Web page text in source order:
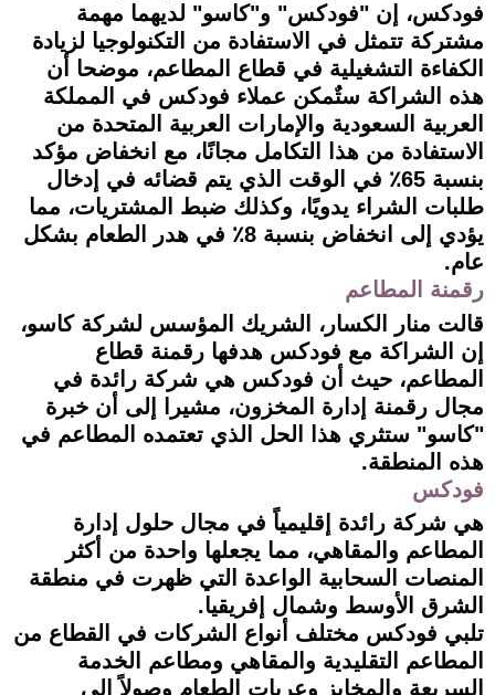
فودكس، إن "فودكس" و"كاسو" لديهما مهمة
مشتركة تتمثل في الاستفادة من التكنولوجيا لزيادة
الكفاءة التشغيلية في قطاع المطاعم، موضحا أن
هذه الشراكة ستٌمكن عملاء فودكس في المملكة
العربية السعودية والإمارات العربية المتحدة من
الاستفادة من هذا التكامل مجانًا، مع انخفاض مؤكد
بنسبة 65٪ في الوقت الذي يتم قضائه في إدخال
طلبات الشراء يدويًا، وكذلك ضبط المشتريات، مما
يؤدي إلى انخفاض بنسبة 8٪ في هدر الطعام بشكل
عام.
رقمنة المطاعم
قالت منار الكسار، الشريك المؤسس لشركة كاسو،
إن الشراكة مع فودكس هدفها رقمنة قطاع
المطاعم، حيث أن فودكس هي شركة رائدة في
مجال رقمنة إدارة المخزون، مشيرا إلى أن خبرة
"كاسو" ستثري هذا الحل الذي تعتمده المطاعم في
هذه المنطقة.
فودكس
هي شركة رائدة إقليمياً في مجال حلول إدارة
المطاعم والمقاهي، مما يجعلها واحدة من أكثر
المنصات السحابية الواعدة التي ظهرت في منطقة
الشرق الأوسط وشمال إفريقيا.
تلبي فودكس مختلف أنواع الشركات في القطاع من
المطاعم التقليدية والمقاهي ومطاعم الخدمة
السريعة والمخابز وعربات الطعام وصولاً إلى